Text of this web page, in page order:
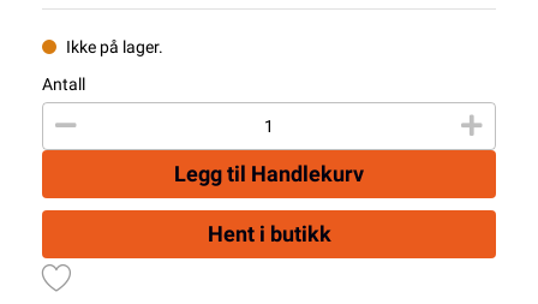
Ikke på lager.
Antall
Legg til Handlekurv
Hent i butikk